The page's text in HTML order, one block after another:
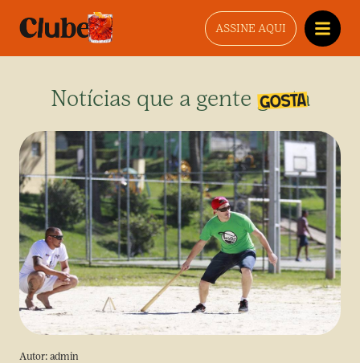
ASSINE AQUI
Notícias que a gente gosta
Autor: admin